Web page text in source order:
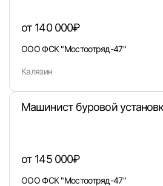
Вход по коду
от 140 000₽
ООО ФСК "Мостоотряд-47"
Калязин
Машинист буровой
от 145 000₽
ООО ФСК "Мостоотряд-47"